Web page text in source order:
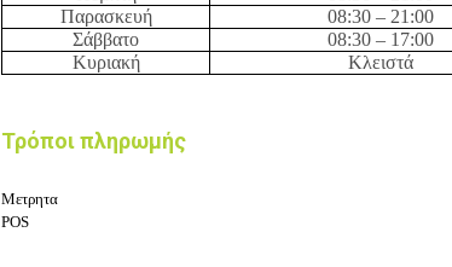
Παρασκευή
08:30 – 21 :00
Σάββατο
08:30 – 17:00
Κυριακή
Κλειστά
Τρόποι πληρωμής
Μετρητα
POS